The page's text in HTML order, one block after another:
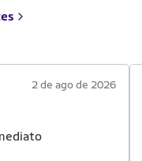
2 de ago de 2026